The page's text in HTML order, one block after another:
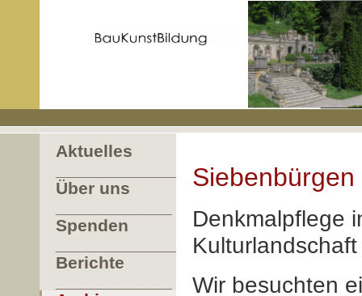
Aktuelles
____________________
Über uns
Spenden
_______________
Berichte
Denkmalpflege
Wir besuchten